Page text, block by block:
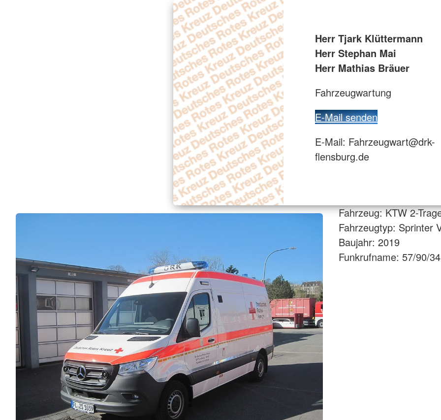
Herr Tjark Klüttermann
Herr Stephan Mai
Herr Mathias Bräuer
Fahrzeugwartung
E-Mail senden
E-Mail: Fahrzeugwart@drk-
flensburg.de
Fahrzeug: KTW 2-
Fahrzeugtyp: Sprinter
Baujahr: 2019
Funkrufname: 57/90/34